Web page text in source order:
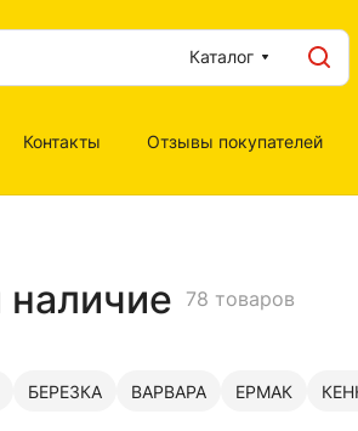
Каталог
Контакты Отзывы покупателей
78 товаров
БЕРЕЗКА ВАРВАРА ЕРМАК